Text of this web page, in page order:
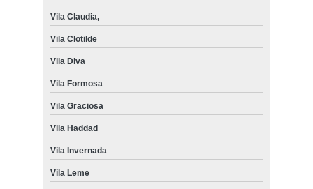
Vila Claudia,
Vila Clotilde
Vila Diva
Vila Formosa
Vila Graciosa
Vila Haddad
Vila Invernada
Vila Leme